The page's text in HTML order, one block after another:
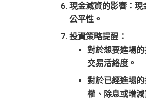
現金減資的影響 ：
公平性。
投資策略提醒 ：
對於想要進場
交易活絡度。
對於已經進場
權、除息或增